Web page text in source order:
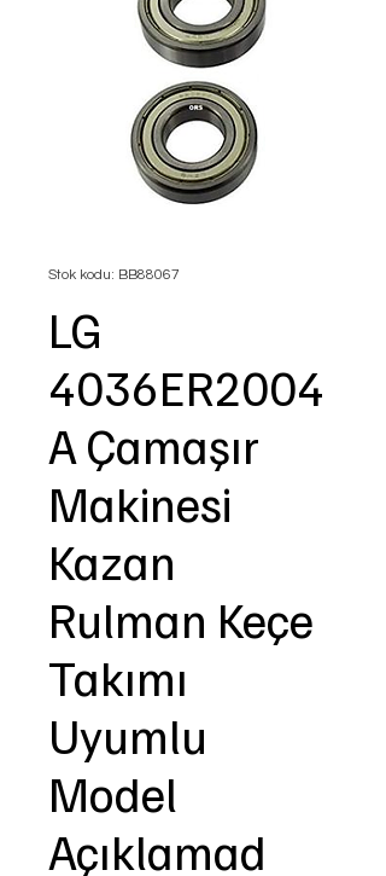
Stok kodu: BB88067
LG
4036ER2004
A Çamaşır
Makinesi
Kazan
Rulman Keçe
Takımı
Uyumlu
Model
Açıklamad